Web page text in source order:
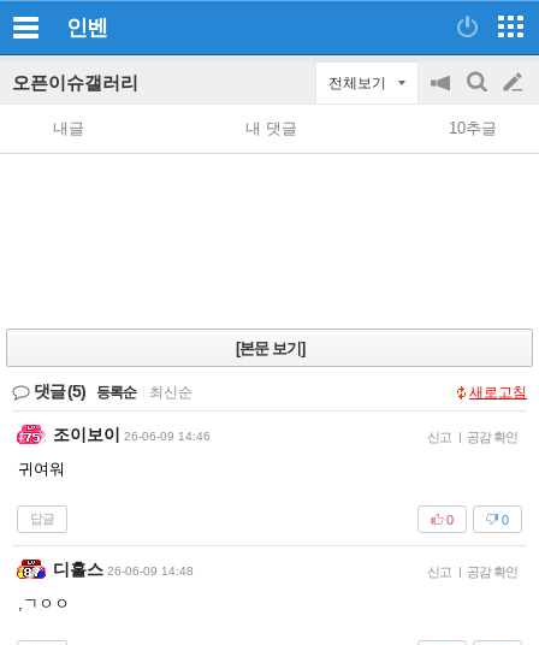
인벤
오픈이슈갤러리 전체보기
공
지
on/off
검
색
글
쓰
내글 내 댓글 10추글
[본문 보기]
댓글(5) 등록순 최신순 새로고침
조이보이 26-06-09 14:46 신고 | 공감 확인
귀여워
답글 0
0
디홀스 26-06-09 14:48 신고 | 공감 확인
,ㄱㅇㅇ